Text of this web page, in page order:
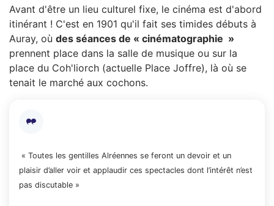
Avant d'être un lieu culturel fixe, le cinéma est d'abord
itinérant ! C'est en 1901 qu'il fait ses timides débuts à
Auray, où des séances de « cinématographie »
prennent place dans la salle de musique ou sur la
place du Coh'liorch (actuelle Place Joffre), là où se
tenait le marché aux cochons.
« Toutes les gentilles Alréennes se feront un devoir et un
plaisir d’aller voir et applaudir ces spectacles dont l’intérêt n’est
pas discutable »